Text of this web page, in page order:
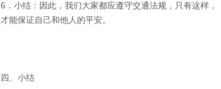
6．小结：因此，我们大家都应遵守交通法规，只有这样，
才能保证自己和他人的平安。
四、小结